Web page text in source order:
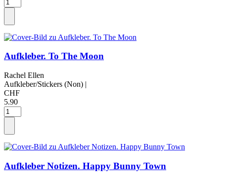
Aufkleber. To The Moon
Rachel Ellen
Aufkleber/Stickers (Non) |
CHF
5.90
Aufkleber Notizen. Happy Bunny Town